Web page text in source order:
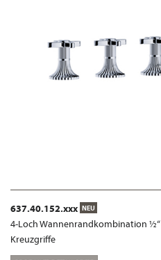
637.40.152.xxx NEU
4-Loch Wannenrandkombination ½“
Kreuzgriffe